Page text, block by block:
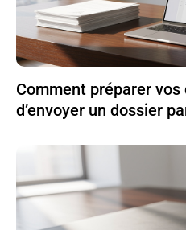
Comment préparer
d’envoyer un dossier